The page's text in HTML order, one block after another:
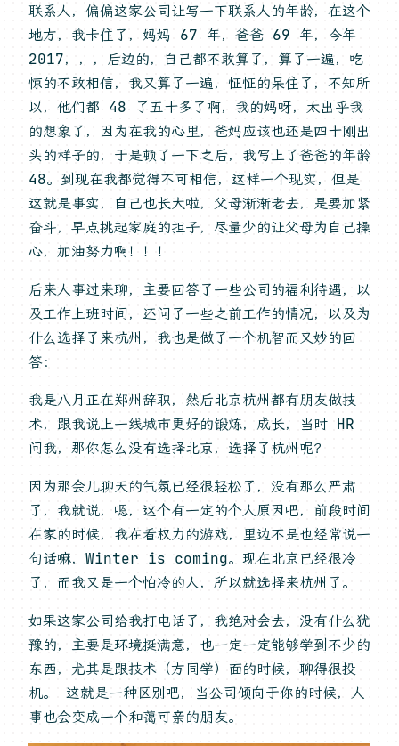
联系人，偏偏这家公司让写一下联系人的年龄，在这个
地方，我卡住了，妈妈 67 年，爸爸 69 年，今年
2017，，，后边的，自己都不敢算了，算了一遍，吃
惊的不敢相信，我又算了一遍，怔怔的呆住了，不知所
以，他们都 48 了五十多了啊，我的妈呀，太出乎我
的想象了，因为在我的心里，爸妈应该也还是四十刚出
头的样子的，于是顿了一下之后，我写上了爸爸的年龄
48。到现在我都觉得不可相信，这样一个现实，但是
这就是事实，自己也长大啦，父母渐渐老去，是要加紧
奋斗，早点挑起家庭的担子，尽量少的让父母为自己操
心，加油努力啊！！！
后来人事过来聊，主要回答了一些公司的福利待遇，以
及工作上班时间，还问了一些之前工作的情况，以及为
什么选择了来杭州，我也是做了一个机智而又妙的回
答：
我是八月正在郑州辞职，然后北京杭州都有朋友做技
术，跟我说上一线城市更好的锻炼，成长，当时 HR
问我，那你怎么没有选择北京，选择了杭州呢？
因为那会儿聊天的气氛已经很轻松了，没有那么严肃
了，我就说，嗯，这个有一定的个人原因吧，前段时间
在家的时候，我在看权力的游戏，里边不是也经常说一
句话嘛，Winter is coming。现在北京已经很冷
了，而我又是一个怕冷的人，所以就选择来杭州了。
如果这家公司给我打电话了，我绝对会去，没有什么犹
豫的，主要是环境挺满意，也一定一定能够学到不少的
东西，尤其是跟技术（方同学）面的时候，聊得很投
机。 这就是一种区别吧，当公司倾向于你的时候，人
事也会变成一个和蔼可亲的朋友。